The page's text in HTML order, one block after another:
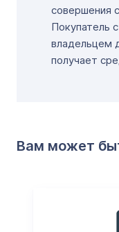
совершения
Покупатель
владельцем
получает
Вам может